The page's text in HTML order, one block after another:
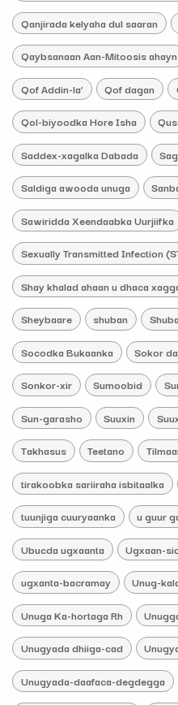
Qanjirada kelyaha dul saaran
Qaybsanaan Aan-Mitoosis ahayn
Qof Addin-la’ Qof dagan
Qol-biyoodka Hore Isha
Saddex-xagalka Dabada
Saldiga awooda unuga
Sawiridda Xeendaabka Uurjiifka
Sexually Transmitted Infection
Shay khalad ahaan u dhaca
Sheybaare shuban
Socodka Bukaanka Sokor
Sonkor-xir Sumoobid
Sun-garasho Suuxin
Takhasus Teetano
tirakoobka sariiraha isbitaalka
tuunjiga cuuryaanka u guur
Ubucda ugxaanta Ugxaan-
ugxanta-bacramay Unug-
Unuga Ka-hortaga Rh
Unugyada dhiiga-cad
Unugyada-daafaca-degdegga